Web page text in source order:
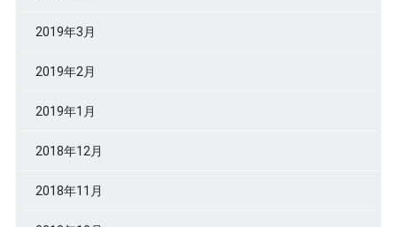
2019年3月
2019年2月
2019年1月
2018年12月
2018年11月